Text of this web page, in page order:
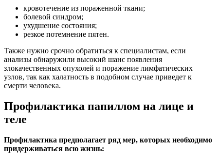
кровотечение из пораженной ткани;
болевой синдром;
ухудшение состояния;
резкое потемнение пятен.
Также нужно срочно обратиться к специалистам, если
анализы обнаружили высокий шанс появления
злокачественных опухолей и поражение лимфатических
узлов, так как халатность в подобном случае приведет к
смерти человека.
Профилактика папиллом на лице и
теле
Профилактика предполагает ряд мер, которых необходимо
придерживаться всю жизнь: